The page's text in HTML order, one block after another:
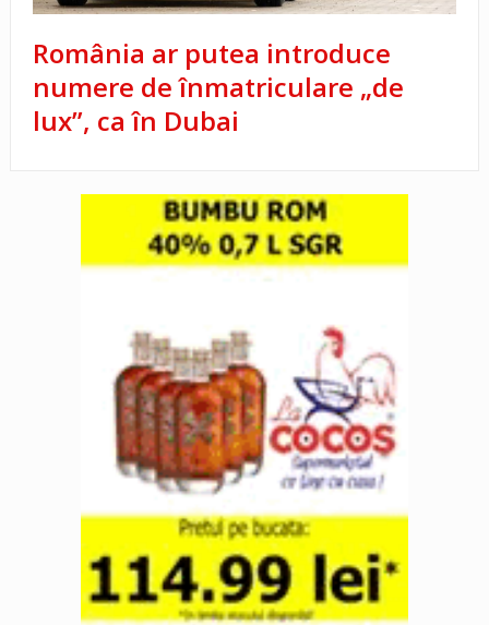
România ar putea introduce
numere de înmatriculare „de
lux”, ca în Dubai